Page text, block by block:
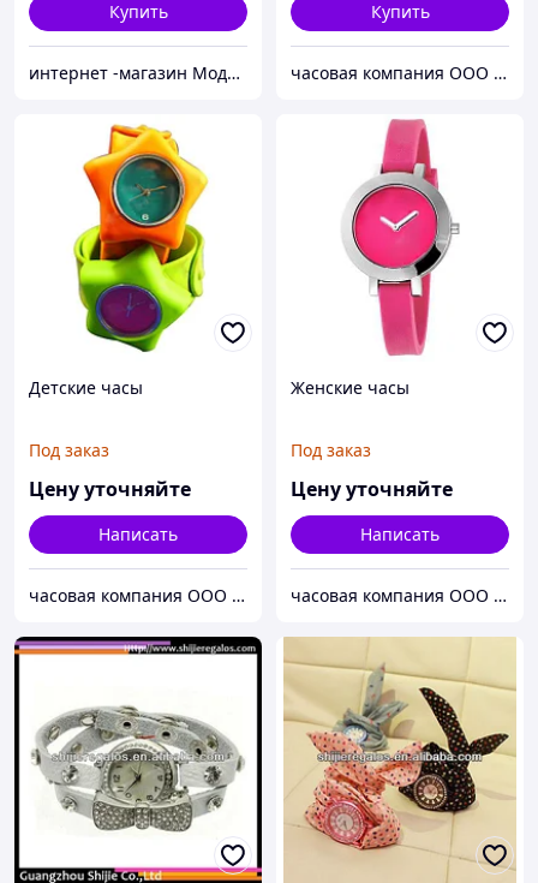
Купить
интернет -магазин Модняшка
Купить
часовая компания ООО ШИЦЗЕ
Детские часы
Под заказ
Цену уточняйте
Написать
часовая компания ООО ШИЦЗЕ
Женские часы
Под заказ
Цену уточняйте
Написать
часовая компания ООО ШИЦЗЕ